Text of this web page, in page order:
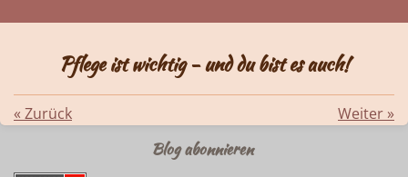
Pflege ist wichtig - und du bist es auch!
« Zurück Weiter »
Blog abonnieren